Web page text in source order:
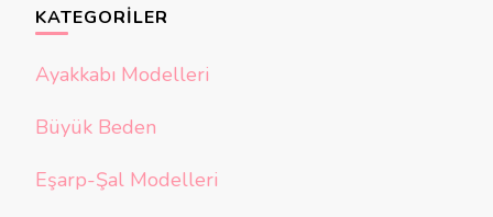
KATEGORILER
Ayakkabı Modelleri
Büyük Beden
Eşarp-Şal Modelleri